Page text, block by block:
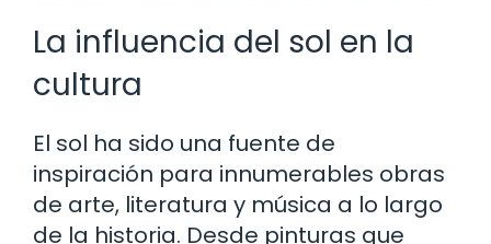
La influencia del sol en la
cultura
El sol ha sido una fuente de
inspiración para innumerables obras
de arte, literatura y música a lo largo
de la historia. Desde pinturas que